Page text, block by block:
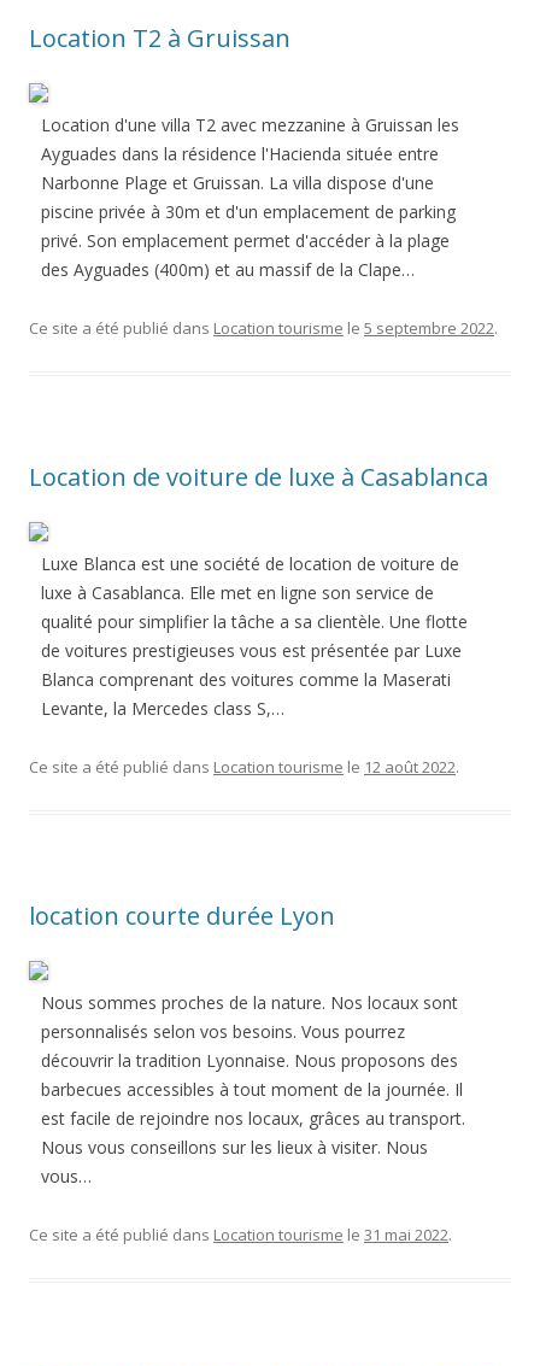
Location T2 à Gruissan
Location d'une villa T2 avec mezzanine à Gruissan les
Ayguades dans la résidence l'Hacienda située entre
Narbonne Plage et Gruissan. La villa dispose d'une
piscine privée à 30m et d'un emplacement de parking
privé. Son emplacement permet d'accéder à la plage
des Ayguades (400m) et au massif de la Clape…
Ce site a été publié dans Location tourisme le 5 septembre 2022.
Location de voiture de luxe à Casablanca
Luxe Blanca est une société de location de voiture de
luxe à Casablanca. Elle met en ligne son service de
qualité pour simplifier la tâche a sa clientèle. Une flotte
de voitures prestigieuses vous est présentée par Luxe
Blanca comprenant des voitures comme la Maserati
Levante, la Mercedes class S,…
Ce site a été publié dans Location tourisme le 12 août 2022.
location courte durée Lyon
Nous sommes proches de la nature. Nos locaux sont
personnalisés selon vos besoins. Vous pourrez
découvrir la tradition Lyonnaise. Nous proposons des
barbecues accessibles à tout moment de la journée. Il
est facile de rejoindre nos locaux, grâces au transport.
Nous vous conseillons sur les lieux à visiter. Nous
vous…
Ce site a été publié dans Location tourisme le 31 mai 2022.